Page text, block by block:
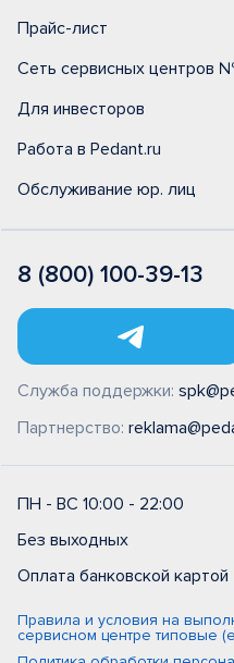
Прайс-лист
Сеть сервисных центров
Для инвесторов
Работа в Pedant.ru
Обслуживание юр. лиц
8 (800) 100-39-13
Служба поддержки:
Партнерство:
ПН - ВС 10:00 - 22:00
Без выходных
Оплата банковской картой
Правила и условия на
сервисном центре типовые